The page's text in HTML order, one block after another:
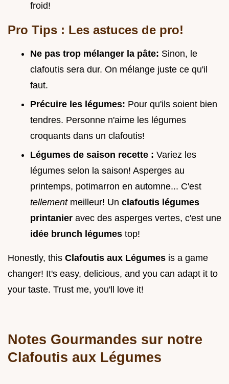
froid!
Pro Tips : Les astuces de pro!
Ne pas trop mélanger la pâte: Sinon, le
clafoutis sera dur. On mélange juste ce qu'il
faut.
Précuire les légumes: Pour qu'ils soient bien
tendres. Personne n'aime les légumes
croquants dans un clafoutis!
Légumes de saison recette : Variez les
légumes selon la saison! Asperges au
printemps, potimarron en automne... C'est
tellement meilleur! Un clafoutis légumes
printanier avec des asperges vertes, c'est une
idée brunch légumes top!
Honestly, this Clafoutis aux Légumes is a game
changer! It's easy, delicious, and you can adapt it to
your taste. Trust me, you'll love it!
Notes Gourmandes sur notre
Clafoutis aux Légumes